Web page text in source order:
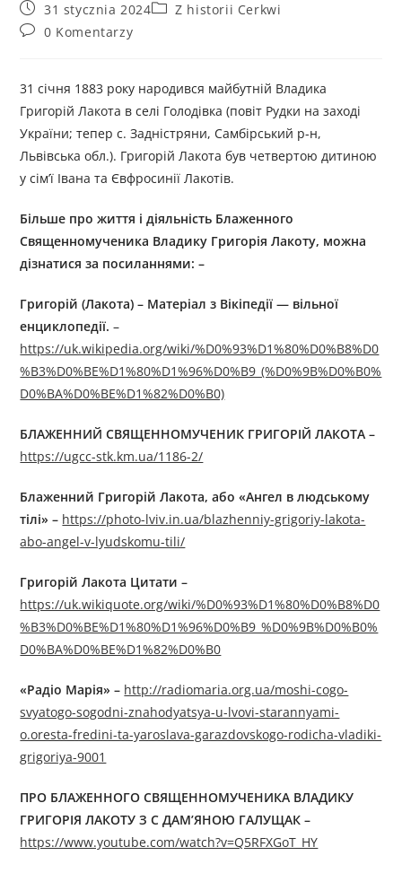
31 stycznia 2024
Z historii Cerkwi
0 Komentarzy
31 січня 1883 року народився майбутній Владика
Григорій Лакота в селі Голодівка (повіт Рудки на заході
України; тепер с. Задністряни, Самбірський р-н,
Львівська обл.). Григорій Лакота був четвертою дитиною
у сім’ї Івана та Євфросинії Лакотів.
Більше про життя і діяльність Блаженного
Священномученика Владику Григорія Лакоту, можна
дізнатися за посиланнями: –
Григорій (Лакота) – Матеріал з Вікіпедії — вільної
енциклопедії.–
https://uk.wikipedia.org/wiki/%D0%93%D1%80%D0%B8%D0
%B3%D0%BE%D1%80%D1%96%D0%B9_(%D0%9B%D0%B0%
D0%BA%D0%BE%D1%82%D0%B0)
БЛАЖЕННИЙ СВЯЩЕННОМУЧЕНИК ГРИГОРІЙ ЛАКОТА –
https://ugcc-stk.km.ua/1186-2/
Блаженний Григорій Лакота, або «Ангел в людському
тілі» – https://photo-lviv.in.ua/blazhenniy-grigoriy-lakota-
abo-angel-v-lyudskomu-tili/
Григорій Лакота Цитати –
https://uk.wikiquote.org/wiki/%D0%93%D1%80%D0%B8%D0
%B3%D0%BE%D1%80%D1%96%D0%B9_%D0%9B%D0%B0%
D0%BA%D0%BE%D1%82%D0%B0
«Радіо Марія»– http://radiomaria.org.ua/moshi-cogo-
svyatogo-sogodni-znahodyatsya-u-lvovi-starannyami-
o.oresta-fredini-ta-yaroslava-garazdovskogo-rodicha-vladiki-
grigoriya-9001
ПРО БЛАЖЕННОГО СВЯЩЕННОМУЧЕНИКА ВЛАДИКУ
ГРИГОРІЯ ЛАКОТУ З С ДАМ’ЯНОЮ ГАЛУЩАК –
https://www.youtube.com/watch?v=Q5RFXGoT_HY